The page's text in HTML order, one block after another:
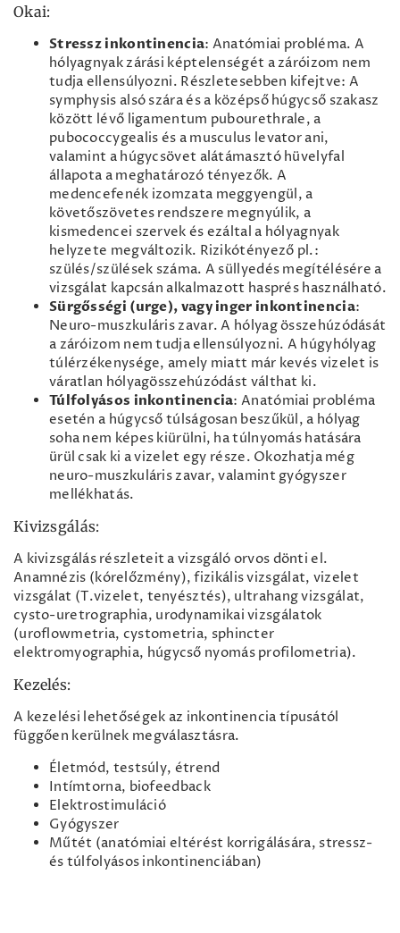
Okai:
Stressz inkontinencia: Anatómiai probléma. A
hólyagnyak zárási képtelenségét a záróizom nem
tudja ellensúlyozni. Részletesebben kifejtve: A
symphysis alsó szára és a középső húgycső szakasz
között lévő ligamentum pubourethrale, a
pubococcygealis és a musculus levator ani,
valamint a húgycsövet alátámasztó hüvelyfal
állapota a meghatározó tényezők. A
medencefenék izomzata meggyengül, a
követőszövetes rendszere megnyúlik, a
kismedencei szervek és ezáltal a hólyagnyak
helyzete megváltozik. Rizikótényező pl.:
szülés/szülések száma. A süllyedés megítélésére a
vizsgálat kapcsán alkalmazott hasprés használható.
Sürgősségi (urge), vagy inger inkontinencia:
Neuro-muszkuláris zavar. A hólyag összehúzódását
a záróizom nem tudja ellensúlyozni. A húgyhólyag
túlérzékenysége, amely miatt már kevés vizelet is
váratlan hólyagösszehúzódást válthat ki.
Túlfolyásos inkontinencia: Anatómiai probléma
esetén a húgycső túlságosan beszűkül, a hólyag
soha nem képes kiürülni, ha túlnyomás hatására
ürül csak ki a vizelet egy része. Okozhatja még
neuro-muszkuláris zavar, valamint gyógyszer
mellékhatás.
Kivizsgálás:
A kivizsgálás részleteit a vizsgáló orvos dönti el.
Anamnézis (kórelőzmény), fizikális vizsgálat, vizelet
vizsgálat (T.vizelet, tenyésztés), ultrahang vizsgálat,
cysto-uretrographia, urodynamikai vizsgálatok
(uroflowmetria, cystometria, sphincter
elektromyographia, húgycső nyomás profilometria).
Kezelés:
A kezelési lehetőségek az inkontinencia típusától
függően kerülnek megválasztásra.
Életmód, testsúly, étrend
Intímtorna, biofeedback
Elektrostimuláció
Gyógyszer
Műtét (anatómiai eltérést korrigálására, stressz-
és túlfolyásos inkontinenciában)